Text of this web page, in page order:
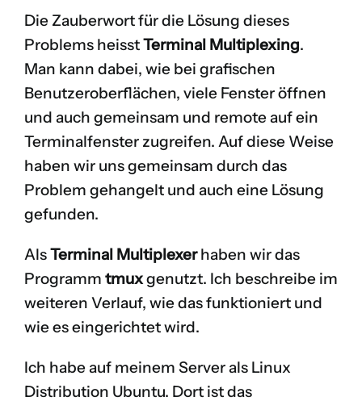
Die Zauberwort für die Lösung dieses
Problems heisstTerminal Multiplexing.
Man kann dabei, wie bei grafischen
Benutzeroberflächen, viele Fenster öffnen
und auch gemeinsam und remote auf ein
Terminalfenster zugreifen. Auf diese Weise
haben wir uns gemeinsam durch das
Problem gehangelt und auch eine Lösung
gefunden.
AlsTerminal Multiplexerhaben wir das
Programm tmuxgenutzt. Ich beschreibe im
weiteren Verlauf, wie das funktioniert und
wie es eingerichtet wird.
Ich habe auf meinem Server als Linux
Distribution Ubuntu. Dort ist das